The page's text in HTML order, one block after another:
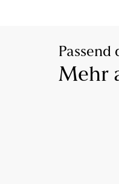
Passend
Mehr